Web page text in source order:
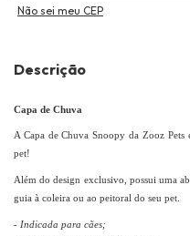
Não sei meu CEP
Descrição
Capa de Chuva
A Capa de Chuva Snoopy da Zooz Pets
pet!
Além do design exclusivo, possui uma
guia à coleira ou ao peitoral do seu pet.
- Indicada para cães;